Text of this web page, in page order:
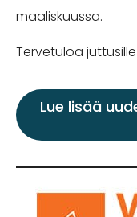
maaliskuussa.
Tervetuloa
Lue lisää